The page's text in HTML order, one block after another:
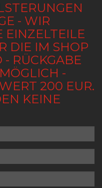
- WIR
EINZELTEILE
DIE IM SHOP
RÜCKGABE
-
200 EUR.
KEINE